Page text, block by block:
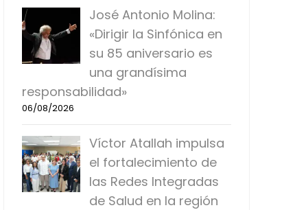
José Antonio Molina:
«Dirigir la Sinfónica en
su 85 aniversario es
una grandísima
responsabilidad»
06/08/2026
Víctor Atallah impulsa
el fortalecimiento de
las Redes Integradas
de Salud en la región